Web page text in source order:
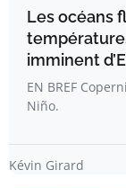
Les océans
imminent
EN BREF
Niño.
Kévin Girard